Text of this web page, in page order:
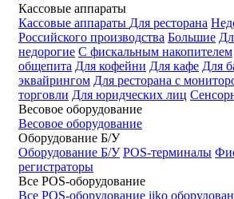
Кассовые аппараты
Кассовые аппараты Для ресторана
Российского производства Большие
недорогие С фискальным накопителем
общепита Для кофейни Для кафе Для
эквайрингом Для ресторана с
торговли Для юридческих лиц
Весовое оборудование
Весовое оборудование
Оборудование Б/У
Оборудование Б/У POS-терминалы
регистраторы
Все POS-оборудование
Все POS-оборудование iiko